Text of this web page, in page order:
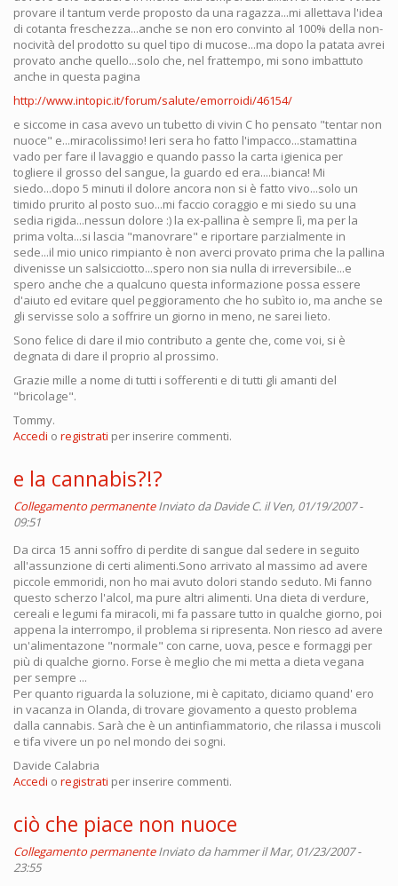
provare il tantum verde proposto da una ragazza...mi allettava l'idea
di cotanta freschezza...anche se non ero convinto al 100% della non-
nocività del prodotto su quel tipo di mucose...ma dopo la patata avrei
provato anche quello...solo che, nel frattempo, mi sono imbattuto
anche in questa pagina
http://www.intopic.it/forum/salute/emorroidi/46154/
e siccome in casa avevo un tubetto di vivin C ho pensato "tentar non
nuoce" e...miracolissimo! Ieri sera ho fatto l'impacco...stamattina
vado per fare il lavaggio e quando passo la carta igienica per
togliere il grosso del sangue, la guardo ed era....bianca! Mi
siedo...dopo 5 minuti il dolore ancora non si è fatto vivo...solo un
timido prurito al posto suo...mi faccio coraggio e mi siedo su una
sedia rigida...nessun dolore :) la ex-pallina è sempre lì, ma per la
prima volta...si lascia "manovrare" e riportare parzialmente in
sede...il mio unico rimpianto è non averci provato prima che la pallina
divenisse un salsicciotto...spero non sia nulla di irreversibile...e
spero anche che a qualcuno questa informazione possa essere
d'aiuto ed evitare quel peggioramento che ho subìto io, ma anche se
gli servisse solo a soffrire un giorno in meno, ne sarei lieto.
Sono felice di dare il mio contributo a gente che, come voi, si è
degnata di dare il proprio al prossimo.
Grazie mille a nome di tutti i sofferenti e di tutti gli amanti del
"bricolage".
Tommy.
Accedi o registrati per inserire commenti.
e la cannabis?!?
Collegamento permanente Inviato daDavide C. il Ven, 01/19/2007 -
09:51
Da circa 15 anni soffro di perdite di sangue dal sedere in seguito
all'assunzione di certi alimenti.Sono arrivato al massimo ad avere
piccole emmoridi, non ho mai avuto dolori stando seduto. Mi fanno
questo scherzo l'alcol, ma pure altri alimenti. Una dieta di verdure,
cereali e legumi fa miracoli, mi fa passare tutto in qualche giorno, poi
appena la interrompo, il problema si ripresenta. Non riesco ad avere
un'alimentazone "normale" con carne, uova, pesce e formaggi per
più di qualche giorno. Forse è meglio che mi metta a dieta vegana
per sempre ...
Per quanto riguarda la soluzione, mi è capitato, diciamo quand' ero
in vacanza in Olanda, di trovare giovamento a questo problema
dalla cannabis. Sarà che è un antinfiammatorio, che rilassa i muscoli
e tifa vivere un po nel mondo dei sogni.
Davide Calabria
Accedi o registrati per inserire commenti.
ciò che piace non nuoce
Collegamento permanente Inviato dahammeril Mar, 01/23/2007 -
23:55